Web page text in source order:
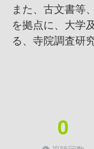
また、古文書等
を拠点に、大学
る、寺院調査研
0